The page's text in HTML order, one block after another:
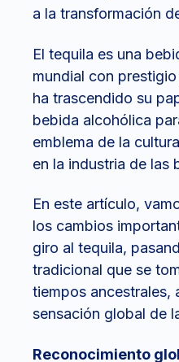
a la transformación
El tequila es una
mundial con
ha trascendido su
bebida alcohólica
emblema de la
en la industria de las
En este artículo,
los cambios
giro al tequila,
tradicional que se
tiempos ancestrales,
sensación global de
Reconocimiento